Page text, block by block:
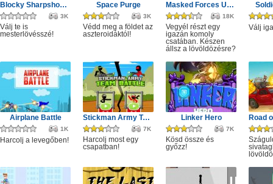
Blocky Sharpshooter
3K
Válj te is
mesterlövésszé!
Space Purge
3K
Védd meg a földet az
aszteroidáktól!
Masked Forces Unlimited
18K
Vegyél részt egy
igazán komoly
csatában. Készen
állsz a lövöldözésre?
Válj
Airplane Battle
1K
Harcolj a levegőben!
Stickman Army Team Battle
7K
Harcolj most egy
csapatban!
Linker Hero
7K
Kösd össze és
győzz!